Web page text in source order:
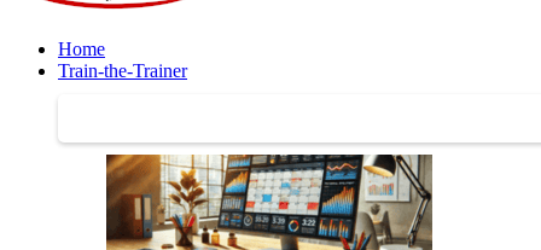
Home
Train-the-Trainer